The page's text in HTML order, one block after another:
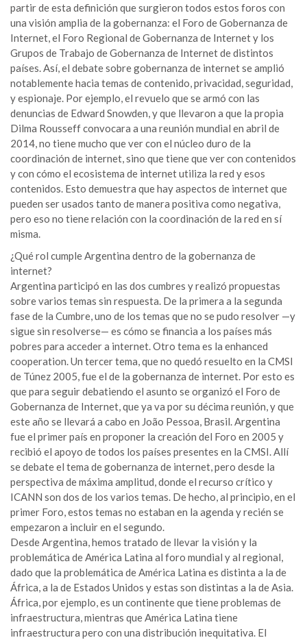
partir de esta definición que surgieron todos estos foros con
una visión amplia de la gobernanza: el Foro de Gobernanza de
Internet, el Foro Regional de Gobernanza de Internet y los
Grupos de Trabajo de Gobernanza de Internet de distintos
países. Así, el debate sobre gobernanza de internet se amplió
notablemente hacia temas de contenido, privacidad, seguridad,
y espionaje. Por ejemplo, el revuelo que se armó con las
denuncias de Edward Snowden, y que llevaron a que la propia
Dilma Rousseff convocara a una reunión mundial en abril de
2014, no tiene mucho que ver con el núcleo duro de la
coordinación de internet, sino que tiene que ver con contenidos
y con cómo el ecosistema de internet utiliza la red y esos
contenidos. Esto demuestra que hay aspectos de internet que
pueden ser usados tanto de manera positiva como negativa,
pero eso no tiene relación con la coordinación de la red en sí
misma.
¿Qué rol cumple Argentina dentro de la gobernanza de
internet?
Argentina participó en las dos cumbres y realizó propuestas
sobre varios temas sin respuesta. De la primera a la segunda
fase de la Cumbre, uno de los temas que no se pudo resolver —y
sigue sin resolverse— es cómo se financia a los países más
pobres para acceder a internet. Otro tema es la enhanced
cooperation. Un tercer tema, que no quedó resuelto en la CMSI
de Túnez 2005, fue el de la gobernanza de internet. Por esto es
que para seguir debatiendo el asunto se organizó el Foro de
Gobernanza de Internet, que ya va por su décima reunión, y que
este año se llevará a cabo en João Pessoa, Brasil. Argentina
fue el primer país en proponer la creación del Foro en 2005 y
recibió el apoyo de todos los países presentes en la CMSI. Allí
se debate el tema de gobernanza de internet, pero desde la
perspectiva de máxima amplitud, donde el recurso crítico y
ICANN son dos de los varios temas. De hecho, al principio, en el
primer Foro, estos temas no estaban en la agenda y recién se
empezaron a incluir en el segundo.
Desde Argentina, hemos tratado de llevar la visión y la
problemática de América Latina al foro mundial y al regional,
dado que la problemática de América Latina es distinta a la de
África, a la de Estados Unidos y estas son distintas a la de Asia.
África, por ejemplo, es un continente que tiene problemas de
infraestructura, mientras que América Latina tiene
infraestructura pero con una distribución inequitativa. El